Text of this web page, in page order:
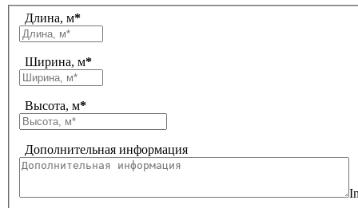
Длина, м*
Ширина, м*
Высота, м*
Дополнительная информация